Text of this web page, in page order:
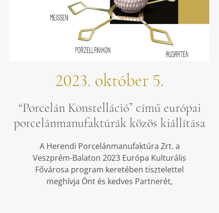
2023. október 5.
“Porcelán Konstelláció” című európai
porcelánmanufaktúrák közös kiállítása
A Herendi Porcelánmanufaktúra Zrt. a
Veszprém-Balaton 2023 Európa Kulturális
Fővárosa program keretében tisztelettel
meghívja Önt és kedves Partnerét,